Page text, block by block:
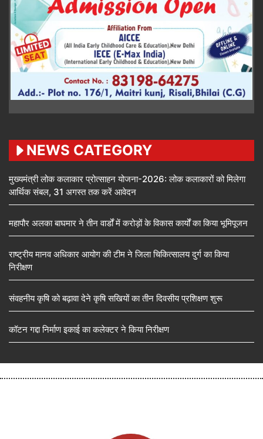
NEWS CATEGORY
मुख्यमंत्री लोक कलाकार प्रोत्साहन योजना-2026: लोक कलाकारों को मिलेगा
आर्थिक संबल, 31 अगस्त तक करें आवेदन
महापौर अलका बाघमार ने तीन वार्डों में करोड़ों के विकास कार्यों का किया भूमिपूजन
राष्ट्रीय मानव अधिकार आयोग की टीम ने जिला चिकित्सालय दुर्ग का किया
निरीक्षण
संवहनीय कृषि को बढ़ावा देने कृषि सखियों का तीन दिवसीय प्रशिक्षण शुरू
कॉटन गद्दा निर्माण इकाई का कलेक्टर ने किया निरीक्षण